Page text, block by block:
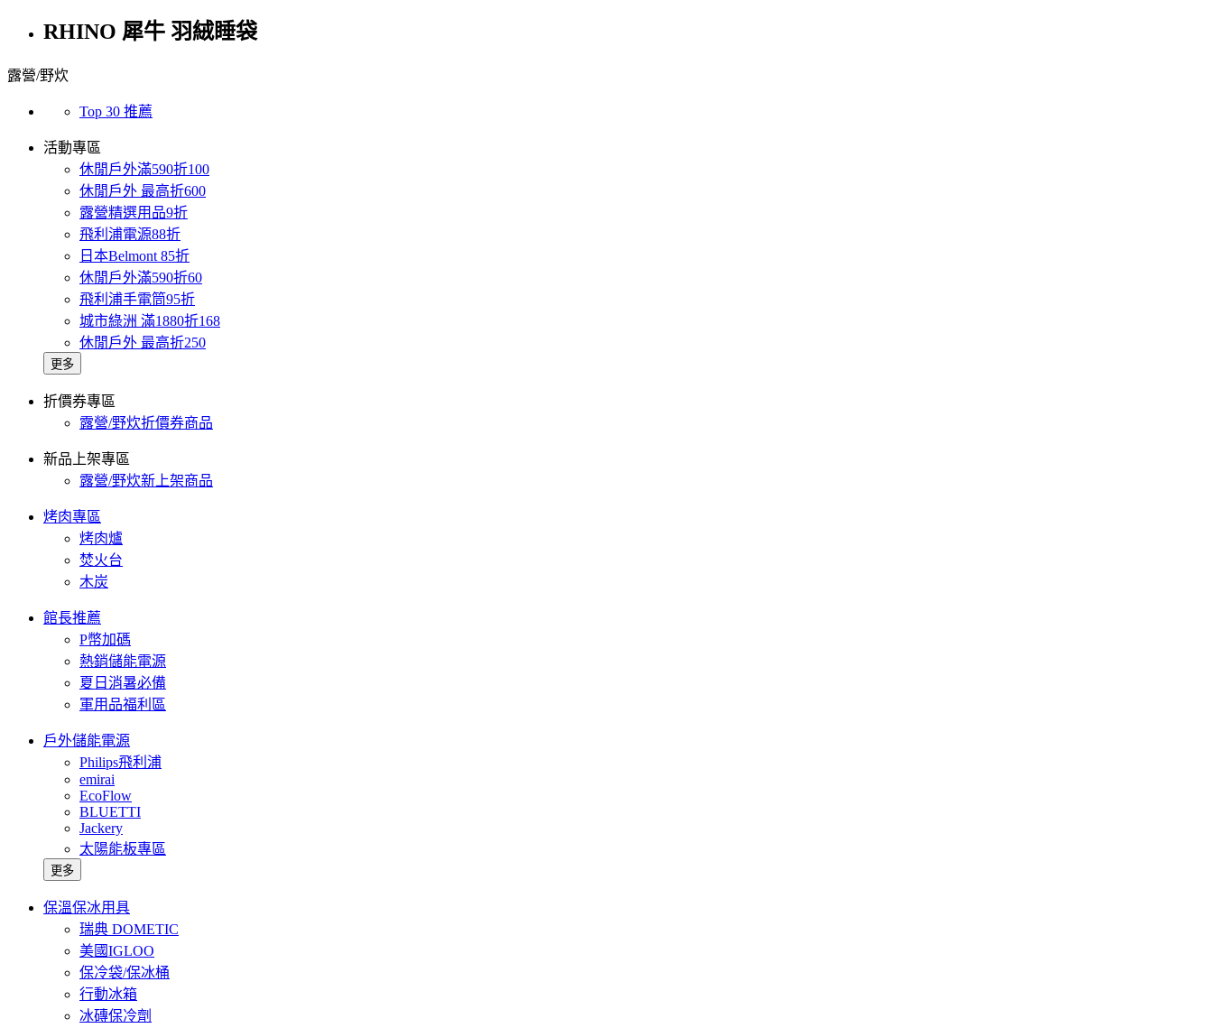
RHINO 犀牛 羽絨睡袋
露營/野炊
Top 30 推薦
活動專區
休閒戶外滿590折100
休閒戶外 最高折600
露營精選用品9折
飛利浦電源88折
日本Belmont 85折
休閒戶外滿590折60
飛利浦手電筒95折
城市綠洲 滿1880折168
休閒戶外 最高折250
更多
折價券專區
露營/野炊折價券商品
新品上架專區
露營/野炊新上架商品
烤肉專區
烤肉爐
焚火台
木炭
館長推薦
P幣加碼
熱銷儲能電源
夏日消暑必備
軍用品福利區
戶外儲能電源
Philips飛利浦
emirai
EcoFlow
BLUETTI
Jackery
太陽能板專區
更多
保溫保冰用具
瑞典 DOMETIC
美國IGLOO
保冷袋/保冰桶
行動冰箱
冰磚保冷劑